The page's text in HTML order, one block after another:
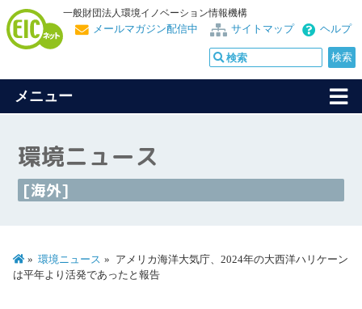
一般財団法人環境イノベーション情報機構
ヘルプ
サイトマップ
メールマガジン配信中
メニュー
環境ニュース
[海外]
環境ニュース
アメリカ海洋大気庁、2024年の大西洋ハリケーン
は平年より活発であったと報告